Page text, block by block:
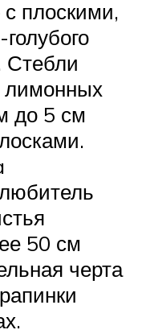
плоскими,
Стебли
лимонных
до 5 см
50 см
черта